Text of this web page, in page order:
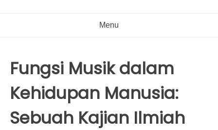
Menu
Fungsi Musik dalam
Kehidupan Manusia:
Sebuah Kajian Ilmiah